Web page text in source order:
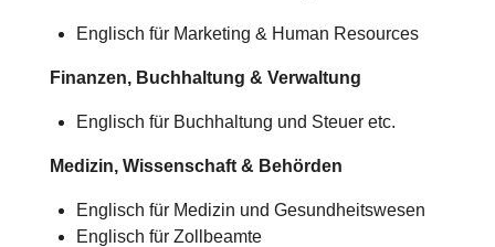
Englisch für Marketing & Human Resources
Finanzen, Buchhaltung & Verwaltung
Englisch für Buchhaltung und Steuer etc.
Medizin, Wissenschaft & Behörden
Englisch für Medizin und Gesundheitswesen
Englisch für Zollbeamte